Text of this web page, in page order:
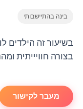
בינה בהתיישבותי
בשיעור זה הילדים
בצורה חוויייתית
מעבר לקישור